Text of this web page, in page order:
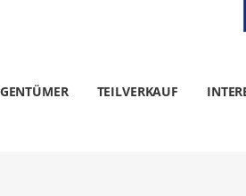
TEILVERKAUF